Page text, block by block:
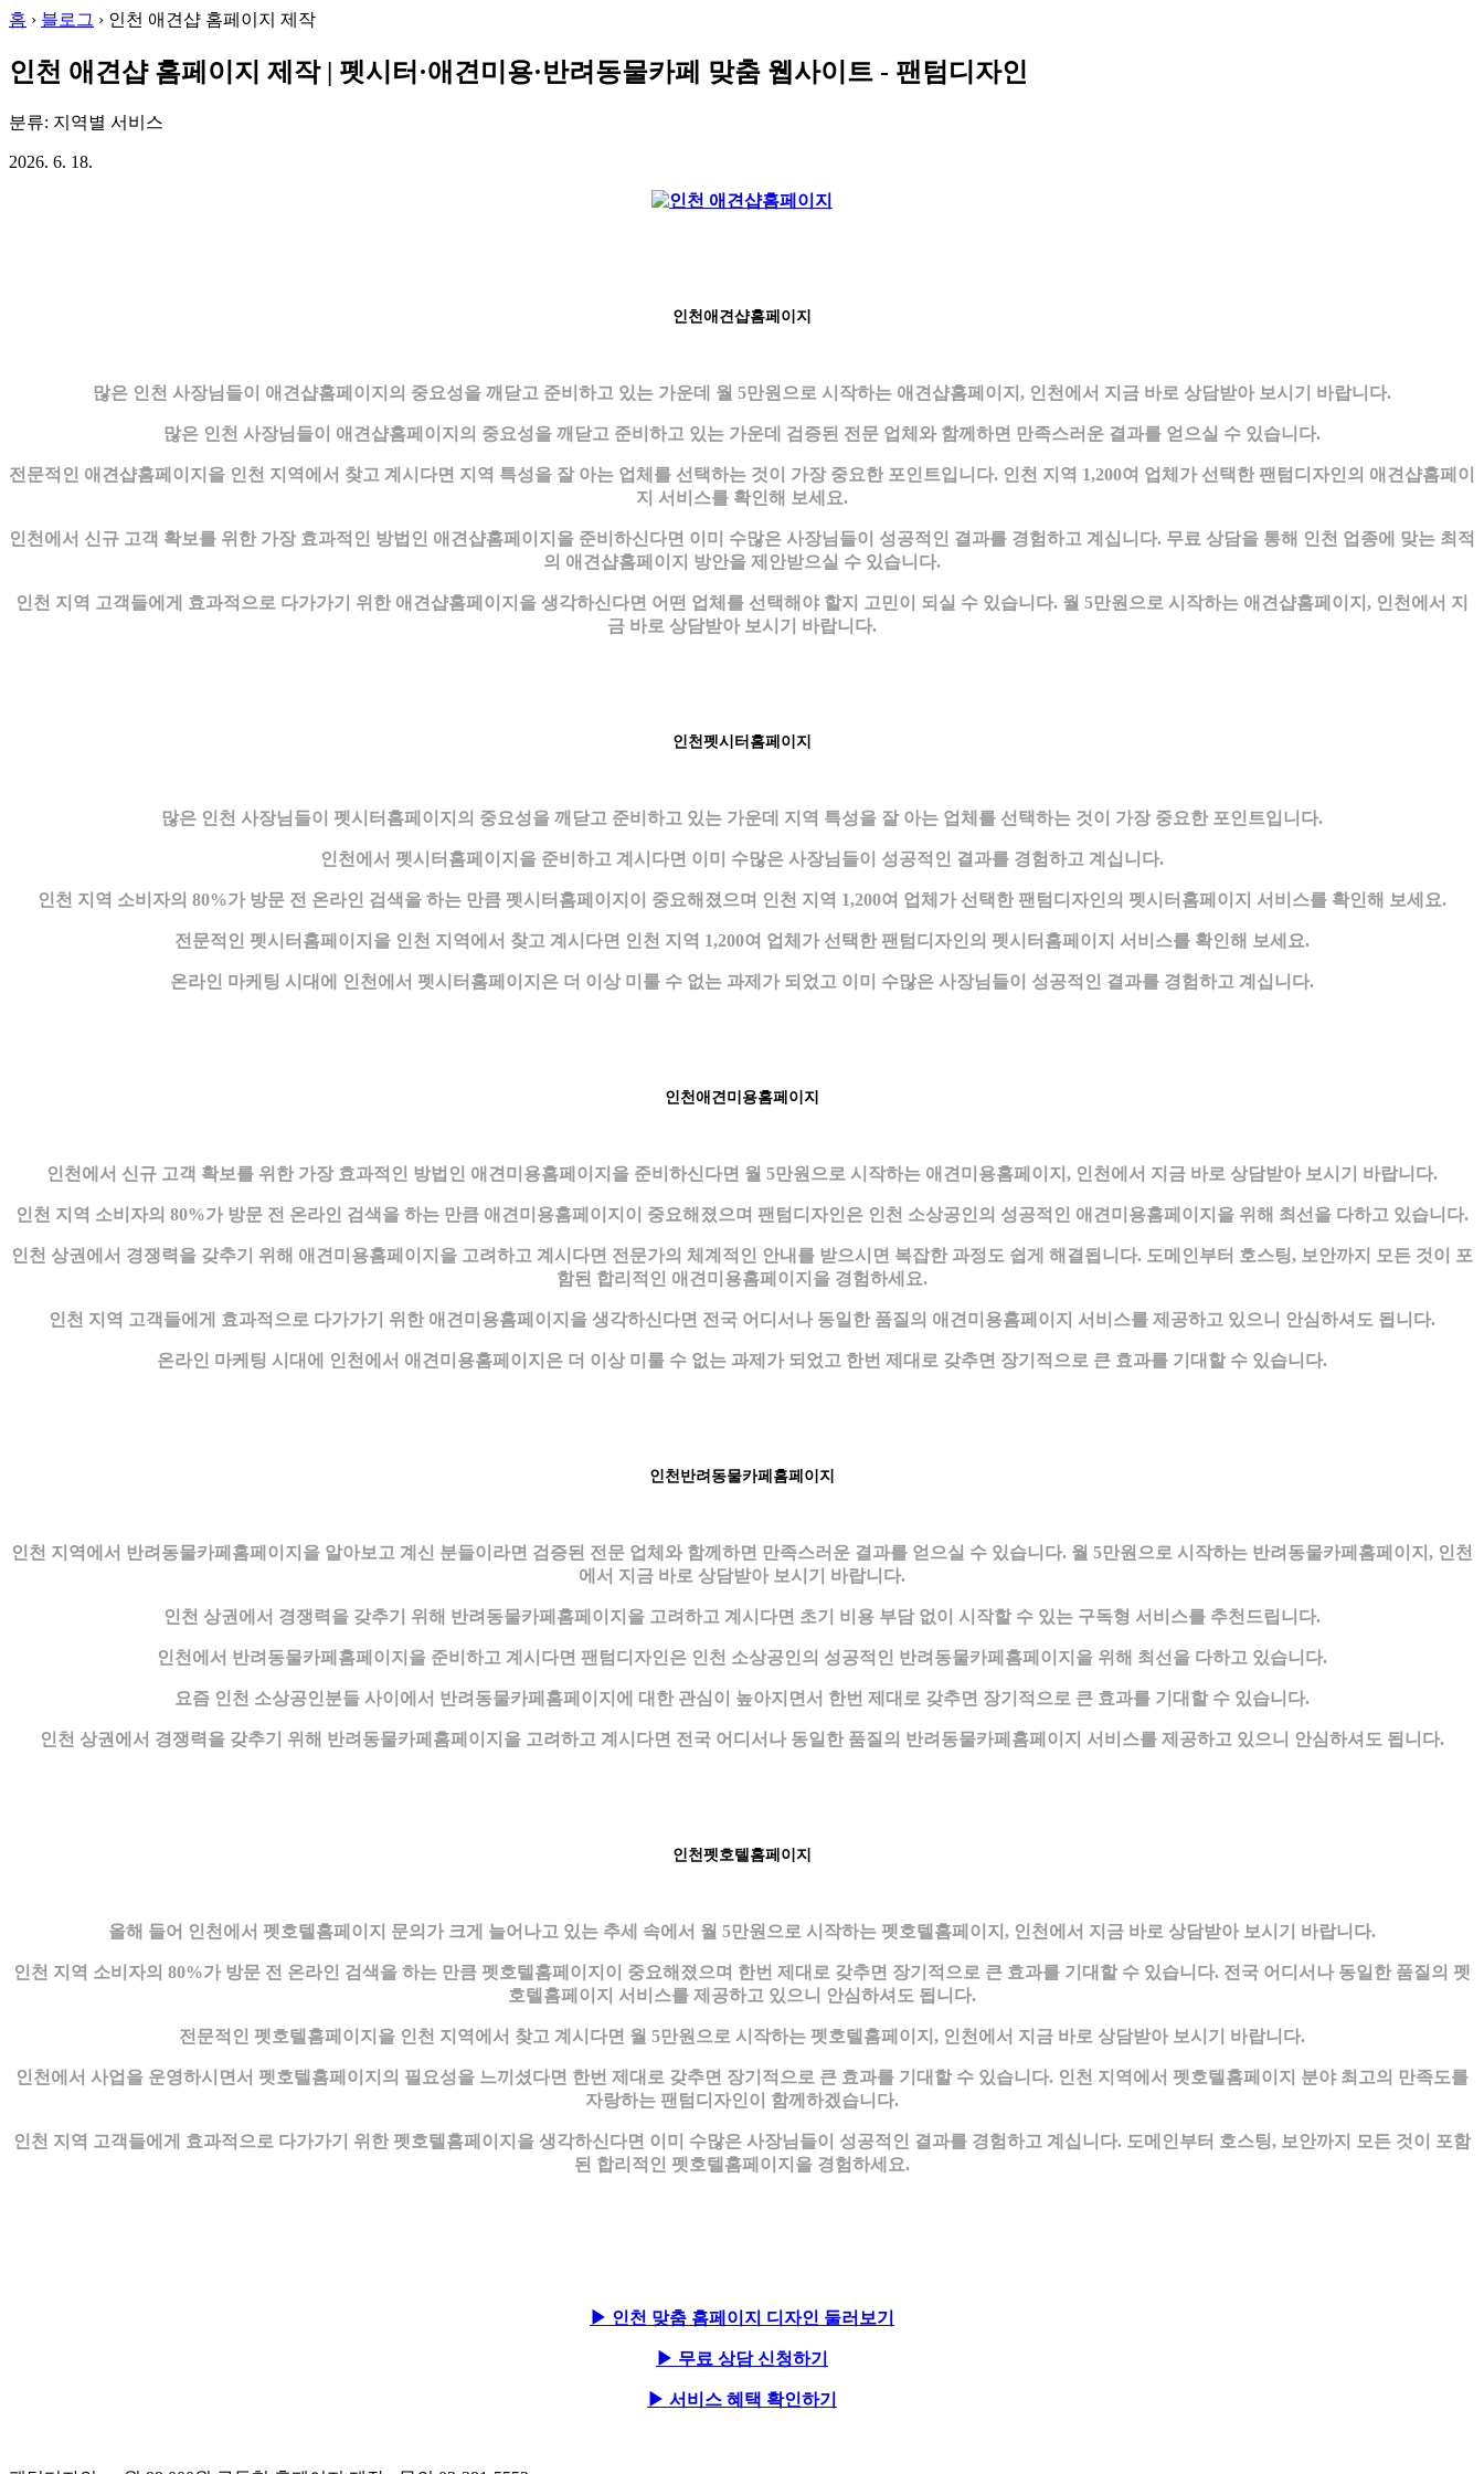
홈 › 블로그 › 인천 애견샵 홈페이지 제작
인천 애견샵 홈페이지 제작 | 펫시터·애견미용·반려동물카페 맞춤 웹사이트 - 팬텀디자인
분류: 지역별 서비스
2026. 6. 18.
인천애견샵홈페이지
많은 인천 사장님들이 애견샵홈페이지의 중요성을 깨닫고 준비하고 있는 가운데 월 5만원으로 시작하는 애견샵홈페이지, 인천에서 지금 바로 상담받아 보시기 바랍니다.
많은 인천 사장님들이 애견샵홈페이지의 중요성을 깨닫고 준비하고 있는 가운데 검증된 전문 업체와 함께하면 만족스러운 결과를 얻으실 수 있습니다.
전문적인 애견샵홈페이지을 인천 지역에서 찾고 계시다면 지역 특성을 잘 아는 업체를 선택하는 것이 가장 중요한 포인트입니다. 인천 지역 1,200여 업체가 선택한 팬텀디자인의 애견샵홈페이
지 서비스를 확인해 보세요.
인천에서 신규 고객 확보를 위한 가장 효과적인 방법인 애견샵홈페이지을 준비하신다면 이미 수많은 사장님들이 성공적인 결과를 경험하고 계십니다. 무료 상담을 통해 인천 업종에 맞는 최적
의 애견샵홈페이지 방안을 제안받으실 수 있습니다.
인천 지역 고객들에게 효과적으로 다가가기 위한 애견샵홈페이지을 생각하신다면 어떤 업체를 선택해야 할지 고민이 되실 수 있습니다. 월 5만원으로 시작하는 애견샵홈페이지, 인천에서 지
금 바로 상담받아 보시기 바랍니다.
인천펫시터홈페이지
많은 인천 사장님들이 펫시터홈페이지의 중요성을 깨닫고 준비하고 있는 가운데 지역 특성을 잘 아는 업체를 선택하는 것이 가장 중요한 포인트입니다.
인천에서 펫시터홈페이지을 준비하고 계시다면 이미 수많은 사장님들이 성공적인 결과를 경험하고 계십니다.
인천 지역 소비자의 80%가 방문 전 온라인 검색을 하는 만큼 펫시터홈페이지이 중요해졌으며 인천 지역 1,200여 업체가 선택한 팬텀디자인의 펫시터홈페이지 서비스를 확인해 보세요.
전문적인 펫시터홈페이지을 인천 지역에서 찾고 계시다면 인천 지역 1,200여 업체가 선택한 팬텀디자인의 펫시터홈페이지 서비스를 확인해 보세요.
온라인 마케팅 시대에 인천에서 펫시터홈페이지은 더 이상 미룰 수 없는 과제가 되었고 이미 수많은 사장님들이 성공적인 결과를 경험하고 계십니다.
인천애견미용홈페이지
인천에서 신규 고객 확보를 위한 가장 효과적인 방법인 애견미용홈페이지을 준비하신다면 월 5만원으로 시작하는 애견미용홈페이지, 인천에서 지금 바로 상담받아 보시기 바랍니다.
인천 지역 소비자의 80%가 방문 전 온라인 검색을 하는 만큼 애견미용홈페이지이 중요해졌으며 팬텀디자인은 인천 소상공인의 성공적인 애견미용홈페이지을 위해 최선을 다하고 있습니다.
인천 상권에서 경쟁력을 갖추기 위해 애견미용홈페이지을 고려하고 계시다면 전문가의 체계적인 안내를 받으시면 복잡한 과정도 쉽게 해결됩니다. 도메인부터 호스팅, 보안까지 모든 것이 포
함된 합리적인 애견미용홈페이지을 경험하세요.
인천 지역 고객들에게 효과적으로 다가가기 위한 애견미용홈페이지을 생각하신다면 전국 어디서나 동일한 품질의 애견미용홈페이지 서비스를 제공하고 있으니 안심하셔도 됩니다.
온라인 마케팅 시대에 인천에서 애견미용홈페이지은 더 이상 미룰 수 없는 과제가 되었고 한번 제대로 갖추면 장기적으로 큰 효과를 기대할 수 있습니다.
인천반려동물카페홈페이지
인천 지역에서 반려동물카페홈페이지을 알아보고 계신 분들이라면 검증된 전문 업체와 함께하면 만족스러운 결과를 얻으실 수 있습니다. 월 5만원으로 시작하는 반려동물카페홈페이지, 인천
에서 지금 바로 상담받아 보시기 바랍니다.
인천 상권에서 경쟁력을 갖추기 위해 반려동물카페홈페이지을 고려하고 계시다면 초기 비용 부담 없이 시작할 수 있는 구독형 서비스를 추천드립니다.
인천에서 반려동물카페홈페이지을 준비하고 계시다면 팬텀디자인은 인천 소상공인의 성공적인 반려동물카페홈페이지을 위해 최선을 다하고 있습니다.
요즘 인천 소상공인분들 사이에서 반려동물카페홈페이지에 대한 관심이 높아지면서 한번 제대로 갖추면 장기적으로 큰 효과를 기대할 수 있습니다.
인천 상권에서 경쟁력을 갖추기 위해 반려동물카페홈페이지을 고려하고 계시다면 전국 어디서나 동일한 품질의 반려동물카페홈페이지 서비스를 제공하고 있으니 안심하셔도 됩니다.
인천펫호텔홈페이지
올해 들어 인천에서 펫호텔홈페이지 문의가 크게 늘어나고 있는 추세 속에서 월 5만원으로 시작하는 펫호텔홈페이지, 인천에서 지금 바로 상담받아 보시기 바랍니다.
인천 지역 소비자의 80%가 방문 전 온라인 검색을 하는 만큼 펫호텔홈페이지이 중요해졌으며 한번 제대로 갖추면 장기적으로 큰 효과를 기대할 수 있습니다. 전국 어디서나 동일한 품질의 펫
호텔홈페이지 서비스를 제공하고 있으니 안심하셔도 됩니다.
전문적인 펫호텔홈페이지을 인천 지역에서 찾고 계시다면 월 5만원으로 시작하는 펫호텔홈페이지, 인천에서 지금 바로 상담받아 보시기 바랍니다.
인천에서 사업을 운영하시면서 펫호텔홈페이지의 필요성을 느끼셨다면 한번 제대로 갖추면 장기적으로 큰 효과를 기대할 수 있습니다. 인천 지역에서 펫호텔홈페이지 분야 최고의 만족도를
자랑하는 팬텀디자인이 함께하겠습니다.
인천 지역 고객들에게 효과적으로 다가가기 위한 펫호텔홈페이지을 생각하신다면 이미 수많은 사장님들이 성공적인 결과를 경험하고 계십니다. 도메인부터 호스팅, 보안까지 모든 것이 포함
된 합리적인 펫호텔홈페이지을 경험하세요.
▶ 인천 맞춤 홈페이지 디자인 둘러보기
▶ 무료 상담 신청하기
▶ 서비스 혜택 확인하기